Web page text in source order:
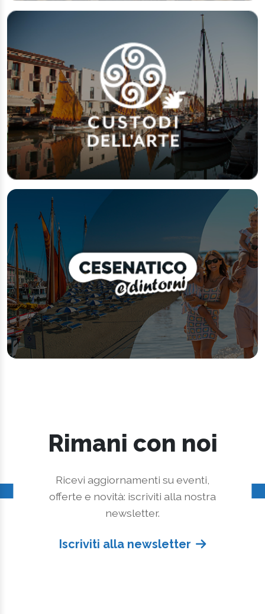
Rimani con noi
Ricevi aggiornamenti su eventi,
offerte e novità: iscriviti alla nostra
newsletter.
Iscriviti alla newsletter